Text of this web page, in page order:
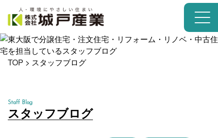
TOP > スタッフブログ
Staff Blog
スタッフブログ